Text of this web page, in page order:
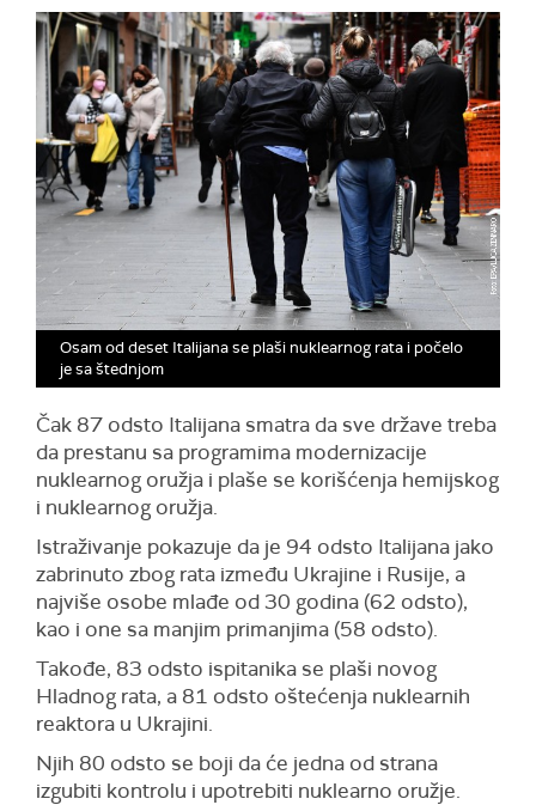
Osam od deset Italijana se plaši nuklearnog rata i počelo
je sa štednjom
Čak 87 odsto Italijana smatra da sve države treba
da prestanu sa programima modernizacije
nuklearnog oružja i plaše se korišćenja hemijskog
i nuklearnog oružja.
Istraživanje pokazuje da je 94 odsto Italijana jako
zabrinuto zbog rata između Ukrajine i Rusije, a
najviše osobe mlađe od 30 godina (62 odsto),
kao i one sa manjim primanjima (58 odsto).
Takođe, 83 odsto ispitanika se plaši novog
Hladnog rata, a 81 odsto oštećenja nuklearnih
reaktora u Ukrajini.
Njih 80 odsto se boji da će jedna od strana
izgubiti kontrolu i upotrebiti nuklearno oružje.